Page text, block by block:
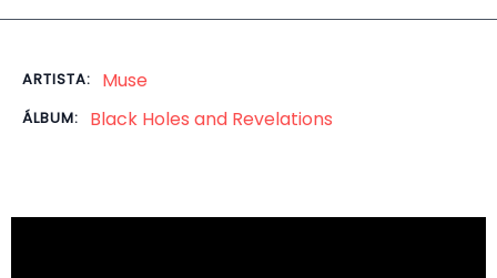
navegação
ARTISTA: Muse
ÁLBUM: Black Holes and Revelations